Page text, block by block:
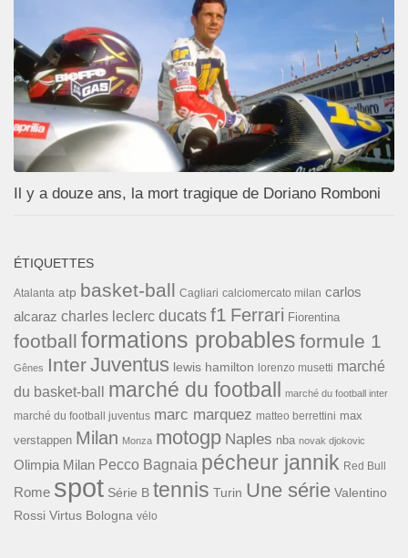
Il y a douze ans, la mort tragique de Doriano Romboni
ÉTIQUETTES
Atalanta atp basket-ball Cagliari calciomercato milan carlos
alcaraz charles leclerc ducats f1 Ferrari Fiorentina
football formations probables formule 1
Gênes InterJuventus lewis hamilton lorenzo musetti marché
du basket-ball
marché du football marché du football inter
marché du football juventus marc marquez matteo berrettini max
verstappen Milan Monza motogp Naples nba novak djokovic
Olimpia Milan Pecco Bagnaia pécheur jannik Red Bull
Rome spot Série B tennis Turin Une série Valentino
Rossi Virtus Bologna vélo